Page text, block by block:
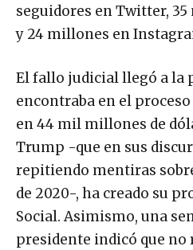
seguidores en Twitter,
y 24 millones en
El fallo judicial llegó a la
encontraba en el
en 44 mil millones de
Trump -que en sus
repitiendo mentiras
de 2020-, ha creado su
Social. Asimismo, una
presidente indicó que